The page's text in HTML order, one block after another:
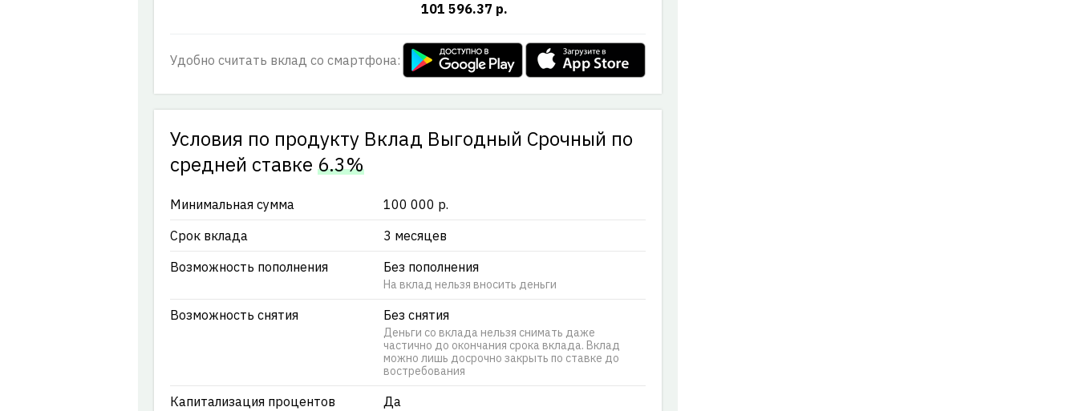
101 596.37 р.
Удобно считать вклад со смартфона:
Условия по продукту Вклад Выгодный Срочный по
cредней ставке 6.3%
Минимальная сумма
100 000 р.
Срок вклада
3 месяцев
Возможность пополнения
Без пополнения
На вклад нельзя вносить деньги
Возможность снятия Без снятия
Деньги со вклада нельзя снимать даже
частично до окончания срока вклада. Вклад
можно лишь досрочно закрыть по ставке до
востребования
Капитализация процентов Да